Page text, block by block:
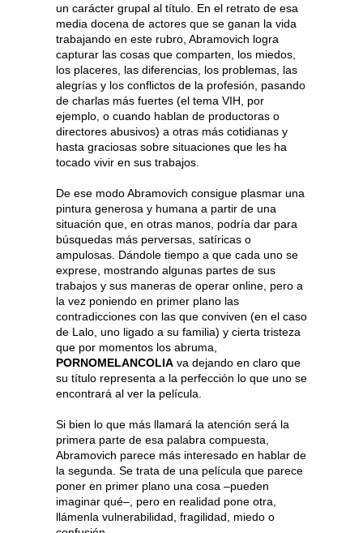
un carácter grupal al título. En el retrato de esa
media docena de actores que se ganan la vida
trabajando en este rubro, Abramovich logra
capturar las cosas que comparten, los miedos,
los placeres, las diferencias, los problemas, las
alegrías y los conflictos de la profesión, pasando
de charlas más fuertes (el tema VIH, por
ejemplo, o cuando hablan de productoras o
directores abusivos) a otras más cotidianas y
hasta graciosas sobre situaciones que les ha
tocado vivir en sus trabajos.
De ese modo Abramovich consigue plasmar una
pintura generosa y humana a partir de una
situación que, en otras manos, podría dar para
búsquedas más perversas, satíricas o
ampulosas. Dándole tiempo a que cada uno se
exprese, mostrando algunas partes de sus
trabajos y sus maneras de operar online, pero a
la vez poniendo en primer plano las
contradicciones con las que conviven (en el caso
de Lalo, uno ligado a su familia) y cierta tristeza
que por momentos los abruma,
PORNOMELANCOLIA va dejando en claro que
su título representa a la perfección lo que uno se
encontrará al ver la película.
Si bien lo que más llamará la atención será la
primera parte de esa palabra compuesta,
Abramovich parece más interesado en hablar de
la segunda. Se trata de una película que parece
poner en primer plano una cosa –pueden
imaginar qué–, pero en realidad pone otra,
llámenla vulnerabilidad, fragilidad, miedo o